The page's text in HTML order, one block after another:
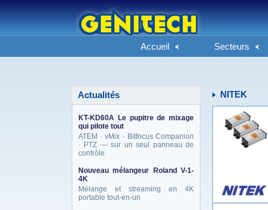
Accueil Secteurs
Actualités
KT-KD60A Le pupitre de mixage
qui pilote tout
ATEM · vMix · Bitfocus Companion
· PTZ — sur un seul panneau de
contrôle
Nouveau mélangeur Roland V-1-
4K
Mélange et streaming en 4K
portable tout-en-un
NITEK